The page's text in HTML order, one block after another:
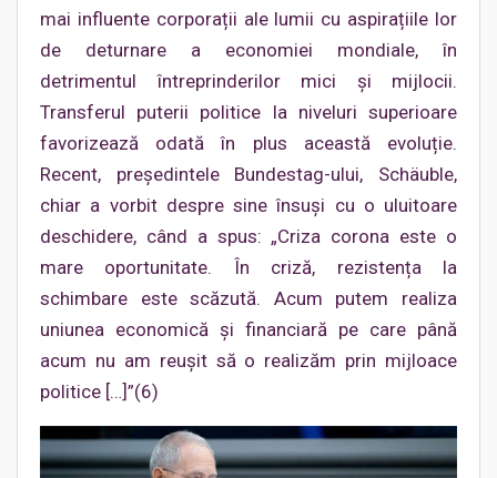
mai influente corporații ale lumii cu aspirațiile lor
de deturnare a economiei mondiale, în
detrimentul întreprinderilor mici și mijlocii.
Transferul puterii politice la niveluri superioare
favorizează odată în plus această evoluție.
Recent, președintele Bundestag-ului, Schäuble,
chiar a vorbit despre sine însuși cu o uluitoare
deschidere, când a spus: „Criza corona este o
mare oportunitate. În criză, rezistența la
schimbare este scăzută. Acum putem realiza
uniunea economică și financiară pe care până
acum nu am reușit să o realizăm prin mijloace
politice […]”(6)